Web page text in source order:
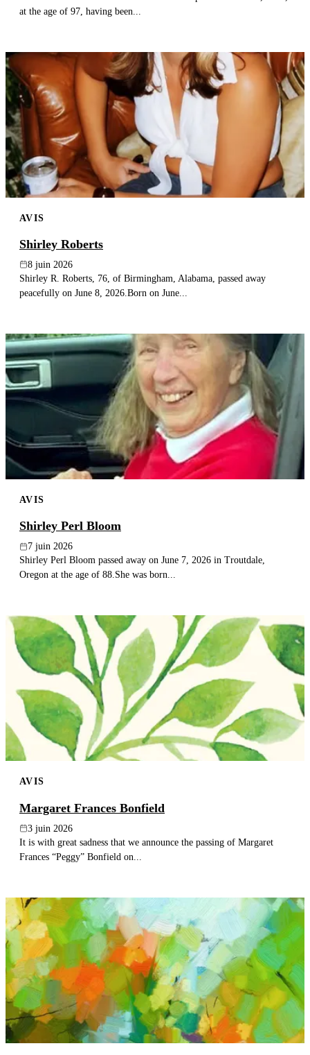
at the age of 97, having been...
AVIS
Shirley Roberts
8 juin 2026
Shirley R. Roberts, 76, of Birmingham, Alabama, passed away
peacefully on June 8, 2026.Born on June...
AVIS
Shirley Perl Bloom
7 juin 2026
Shirley Perl Bloom passed away on June 7, 2026 in Troutdale,
Oregon at the age of 88.She was born...
AVIS
Margaret Frances Bonfield
3 juin 2026
It is with great sadness that we announce the passing of Margaret
Frances “Peggy” Bonfield on...